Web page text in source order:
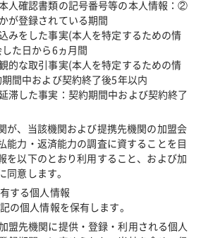
人確認書類の記号番号等の本人情報：②
が登録されている期間
みをした事実(本人を特定するための情
た日から6ヵ月間
的な取引事実(本人を特定するための情
間中および契約終了後5年以内
滞した事実：契約期間中および契約終了
が、当該機関および提携先機関の加盟会
能力・返済能力の調査に資することを目
を以下のとおり利用すること、および加
同意します。
する個人情報
の個人情報を保有します。
盟先機関に提供・登録・利用される個人